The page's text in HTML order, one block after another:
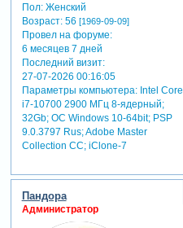
Пол:Женский
Возраст:56 [1969-09-09]
Провел на форуме:
6 месяцев 7 дней
Последний визит:
27-07-2026 00:16:05
Параметры компьютера:Intel Core
i7-10700 2900 МГц 8-ядерный;
32Gb; ОС Windows 10-64bit; PSP
9.0.3797 Rus; Adobe Master
Collection СС; iClone-7
Пандора
Администратор